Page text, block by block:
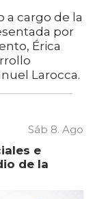
a cargo de la
por
Érica
Larocca.
Sáb 8. Ago
e
de la